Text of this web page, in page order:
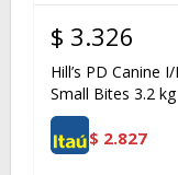
$ 3.326
Hill’s PD Canine
Small Bites 3.2 kg
$ 2.827